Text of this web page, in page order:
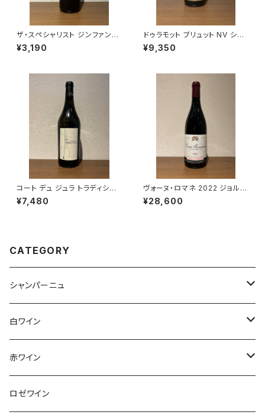
ザ・スペシャリスト ジンファンデ
ル 2021 赤ワイン 750ml
¥3,190
ドゥラモット ブリュット NV シャ
ンパーニュ 750ml
¥9,350
コート デュ ジュラ トラディショ
ン 2022 750ml クールベ 白ワ
イン フランス ジュラ
¥7,480
ヴォーヌ・ロマネ 2022 ジョルジ
ュ・ノエラ 赤ワイン 750ml
¥28,600
CATEGORY
シャンパーニュ
アンリ・ジロー
アンリ・ビリオ・フィス
エティエンヌ・ルフェーヴル
白ワイン
フランス
アルザス
ドイツ
赤ワイン
フランス
ロゼワイン